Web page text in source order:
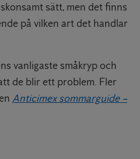
sätt, men det finns
på vilken art det handlar
vanligaste småkryp och
de blir ett problem. Fler
Anticimex sommarguide –